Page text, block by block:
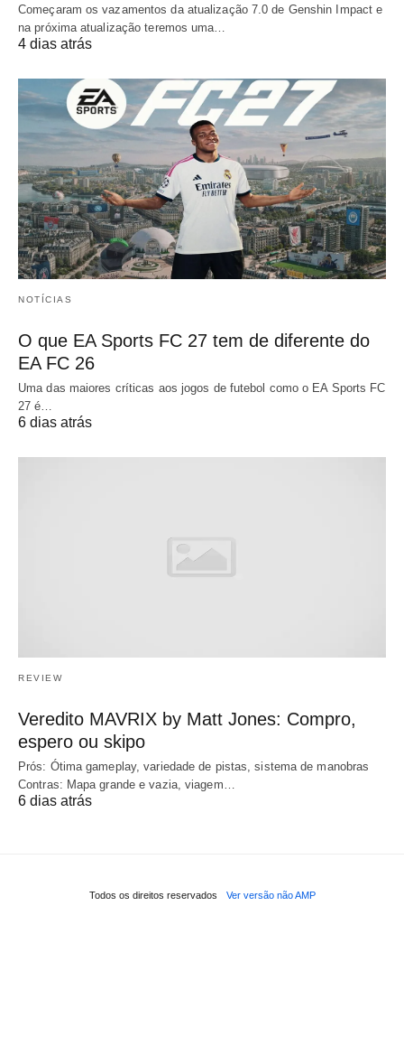
Começaram os vazamentos da atualização 7.0 de Genshin Impact e
na próxima atualização teremos uma…
4 dias atrás
NOTÍCIAS
O que EA Sports FC 27 tem de diferente do
EA FC 26
Uma das maiores críticas aos jogos de futebol como o EA Sports FC
27 é…
6 dias atrás
REVIEW
Veredito MAVRIX by Matt Jones: Compro,
espero ou skipo
Prós: Ótima gameplay, variedade de pistas, sistema de manobras
Contras: Mapa grande e vazia, viagem…
6 dias atrás
Todos os direitos reservados Ver versão não AMP